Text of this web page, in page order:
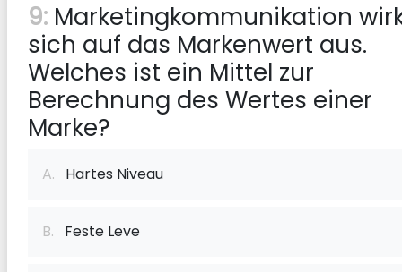
9: Marketingkommunikation
sich auf das Markenwert aus.
Welches ist ein Mittel zur
Berechnung des Wertes einer
Marke?
A. Hartes Niveau
B. Feste Leve